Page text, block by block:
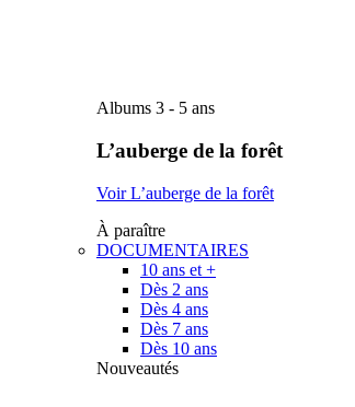
Albums 3 - 5 ans
L’auberge de la forêt
Voir L’auberge de la forêt
À paraître
DOCUMENTAIRES
10 ans et +
Dès 2 ans
Dès 4 ans
Dès 7 ans
Dès 10 ans
Nouveautés